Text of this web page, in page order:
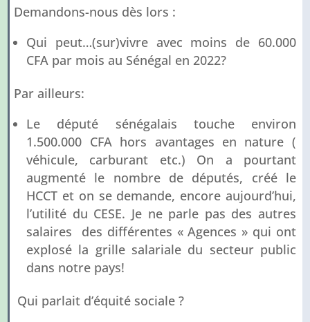
Demandons-nous dès lors :
Qui peut…(sur)vivre avec moins de 60.000
CFA par mois au Sénégal en 2022?
Par ailleurs:
Le député sénégalais touche environ
1.500.000 CFA hors avantages en nature (
véhicule, carburant etc.) On a pourtant
augmenté le nombre de députés, créé le
HCCT et on se demande, encore aujourd’hui,
l’utilité du CESE. Je ne parle pas des autres
salaires des différentes « Agences » qui ont
explosé la grille salariale du secteur public
dans notre pays!
Qui parlait d’équité sociale ?